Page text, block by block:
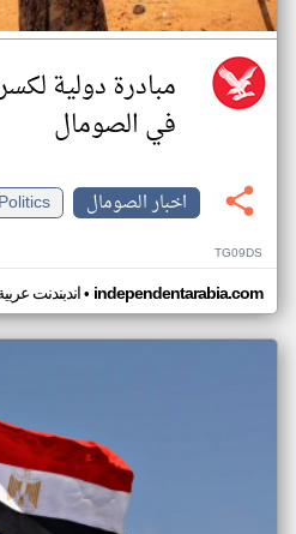
مبادرة دولية
في الصومال
اخبار الصومال
Politics
TG09DS
اندبندنت• independentarabia.com